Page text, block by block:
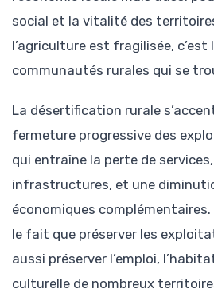
social et la vitalité des
l’agriculture est fragilisée, c’est
communautés rurales qui se
La désertification rurale
fermeture progressive des
qui entraîne la perte de
infrastructures, et une
économiques complémentaires.
le fait que préserver les
aussi préserver l’emploi,
culturelle de nombreux